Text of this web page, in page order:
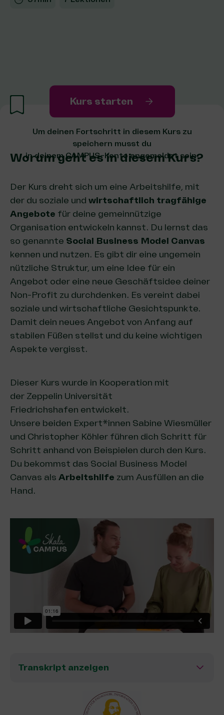
Kurs starten
Um deinen Fortschritt in diesem Kurs zu
speichern musst du
in deinem CAMPUS-Konto angemeldet sein.
Worum geht es in diesem Kurs?
Der Kurs dreht sich um eine Arbeitshilfe, mit
der du soziale und wirtschaftlich tragfähige
Angebote für deine gemeinnützige
Organisation entwickeln kannst. Du lernst das
so genannte Social Business Model Canvas
kennen und nutzen. Es gibt dir eine ungemein
nützliche Struktur, um eine Idee für ein
Angebot oder eine neue Geschäftsidee deiner
Non-Profit zu durchdenken. Es vereint dabei
soziale und wirtschaftliche Gesichtspunkte.
Damit dein neues Angebot von Anfang auf
stabilen Füßen stellst und du keine wichtigen
Aspekte vergisst.
Dieser Kurs wurde in Kooperation mit
der Zeppelin Universität
Friedrichshafen entwickelt.
Unsere beiden Expert*innen Sabine Wiesmüller
und Christopher Köhler führen dich Schritt für
Schritt anhand von Beispielen durch den Kurs.
Du bekommst das Social Business Model
Canvas als Arbeitshilfe zum Ausfüllen an die
Hand.
Transkript anzeigen